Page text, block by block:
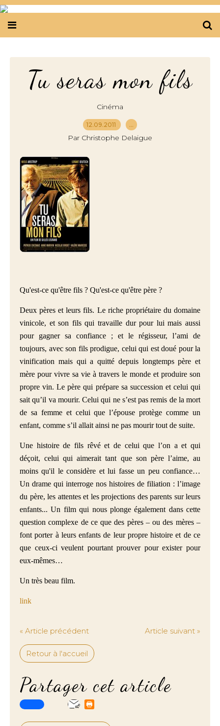
Tu seras mon fils
Cinéma
12.09.2011 …
Par Christophe Delaigue
Qu'est-ce qu'être fils ? Qu'est-ce qu'être père ?
Deux pères et leurs fils. Le riche propriétaire du domaine
vinicole, et son fils qui travaille dur pour lui mais aussi
pour gagner sa confiance ; et le régisseur, l’ami de
toujours, avec son fils prodigue, celui qui est doué pour la
vinification mais qui a quitté depuis longtemps père et
mère pour vivre sa vie à travers le monde et produire son
propre vin. Le père qui prépare sa succession et celui qui
sait qu’il va mourir. Celui qui ne s’est pas remis de la mort
de sa femme et celui que l’épouse protège comme un
enfant, comme s’il allait ainsi ne pas mourir tout de suite.
Une histoire de fils rêvé et de celui que l’on a et qui
déçoit, celui qui aimerait tant que son père l’aime, au
moins qu'il le considère et lui fasse un peu confiance…
Un drame qui interroge nos histoires de filiation : l’image
du père, les attentes et les projections des parents sur leurs
enfants... Un film qui nous plonge également dans cette
question complexe de ce que des pères – ou des mères –
font porter à leurs enfants de leur propre histoire et de ce
que ceux-ci veulent pourtant prouver pour exister pour
eux-mêmes…
Un très beau film.
link
« Article précédent Article suivant »
Retour à l'accueil
Partager cet article